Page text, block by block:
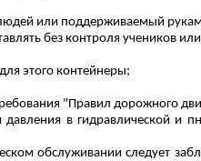
или поддерживаемый
без контроля учеников
этого контейнеры;
"Правил дорожного
давления в гидравлической и
обслуживании следует